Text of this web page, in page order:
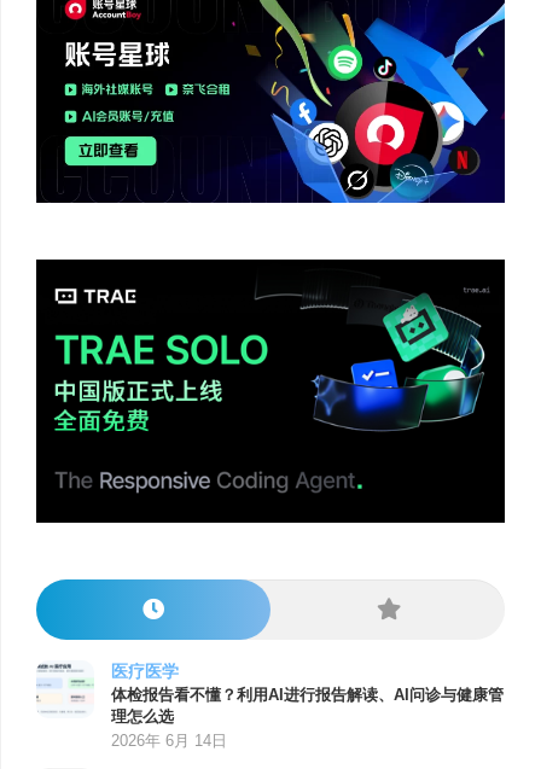
医疗医学
体检报告看不懂？利用AI进行报告解读、AI问诊与健康管
理怎么选
2026年 6月 14日